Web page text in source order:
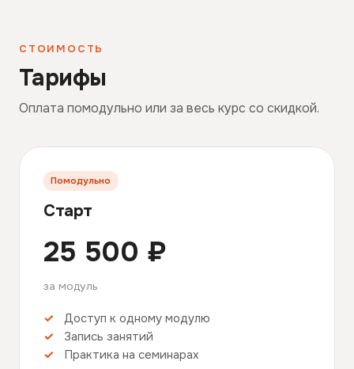
СТОИМОСТЬ
Тарифы
Оплата помодульно или за весь курс со скидкой.
Помодульно
Старт
25 500 ₽
за модуль
Доступ к одному модулю
Запись занятий
Практика на семинарах